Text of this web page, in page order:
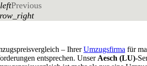
Previous
– IhrerUmzugsfirma für
entsprechen. UnserAesch (LU)-